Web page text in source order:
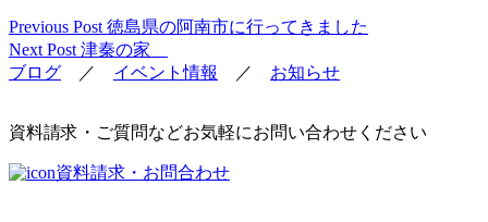
Previous Post徳島県の阿南市に行ってきました
Next Post津秦の家
ブログ ／ イベント情報 ／ お知らせ
資料請求・ご質問などお気軽にお問い合わせください
資料請求・お問合わせ